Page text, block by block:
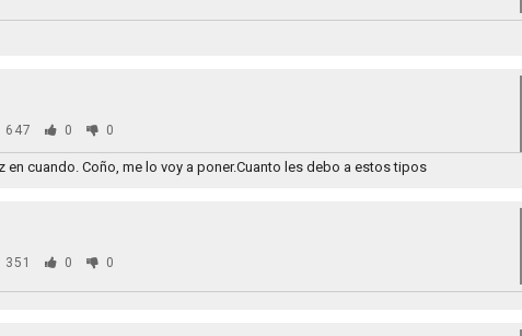
647 0 0
cuando. Coño, me lo voy a poner.Cuanto les debo a estos tipos
351 0 0